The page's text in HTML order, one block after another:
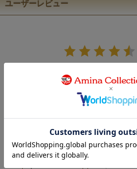
ユーザーレビュー
★ 3
★ 1